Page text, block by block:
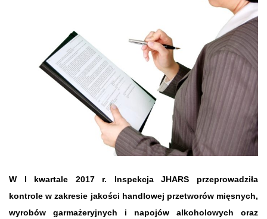
W I kwartale 2017 r. Inspekcja JHARS przeprowadziła
kontrole w zakresie jakości handlowej przetworów mięsnych,
wyrobów garmażeryjnych i napojów alkoholowych oraz